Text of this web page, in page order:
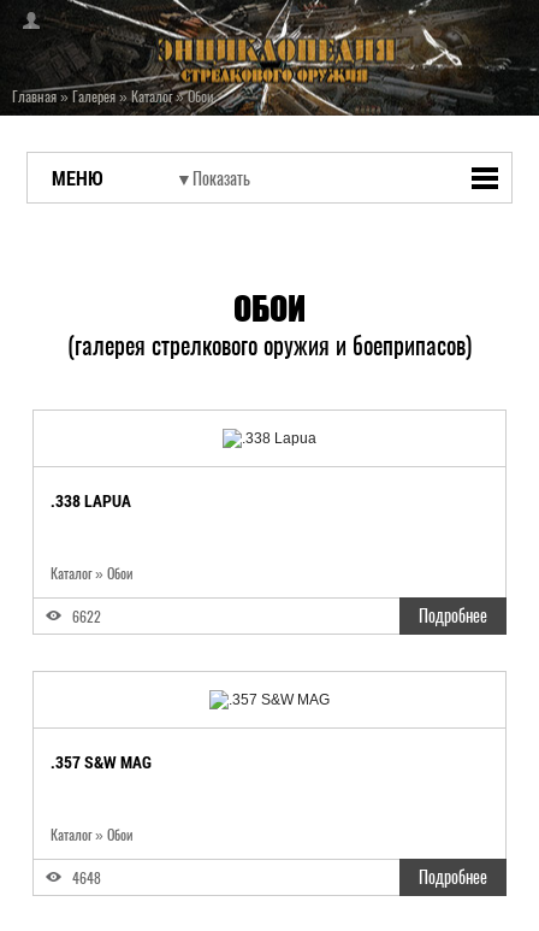
Главная»Галерея»Каталог»Обои
МЕНЮ
ОБОИ
(галерея стрелкового оружия и боеприпасов)
.338 LAPUA
Каталог» Обои
6622 Подробнее
.357 S&W MAG
Каталог» Обои
4648 Подробнее